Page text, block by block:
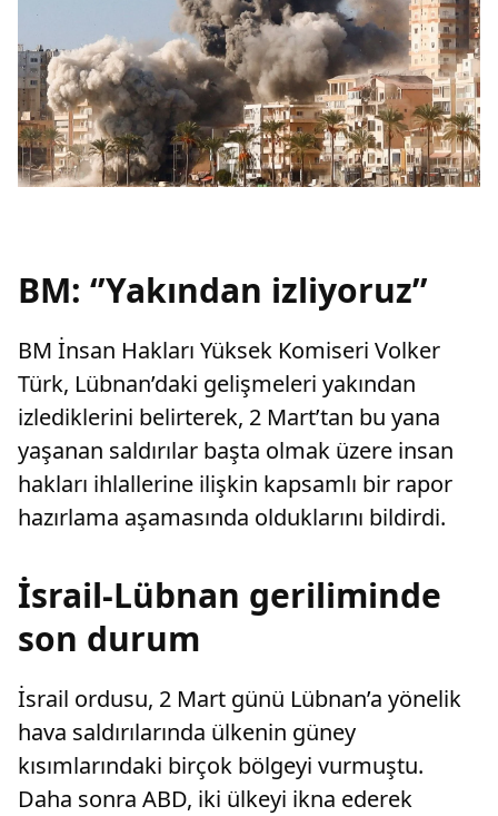
BM: ‘’Yakından izliyoruz’’
BM İnsan Hakları Yüksek Komiseri Volker
Türk, Lübnan’daki gelişmeleri yakından
izlediklerini belirterek, 2 Mart’tan bu yana
yaşanan saldırılar başta olmak üzere insan
hakları ihlallerine ilişkin kapsamlı bir rapor
hazırlama aşamasında olduklarını bildirdi.
İsrail-Lübnan geriliminde
son durum
İsrail ordusu, 2 Mart günü Lübnan’a yönelik
hava saldırılarında ülkenin güney
kısımlarındaki birçok bölgeyi vurmuştu.
Daha sonra ABD, iki ülkeyi ikna ederek